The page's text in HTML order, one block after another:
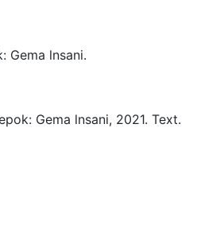
Gema lnsani.
Gema lnsani, 2021. Text.